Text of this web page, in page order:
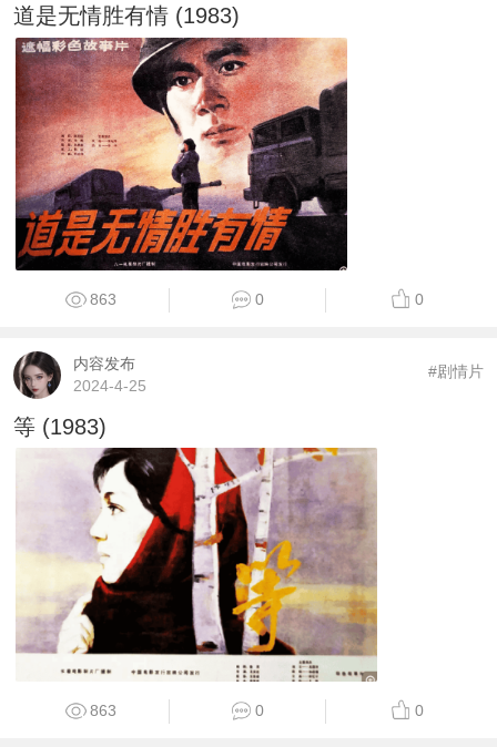
道是无情胜有情 (1983)
863 0 0
内容发布
2024-4-25
#剧情片
等 (1983)
863 0 0